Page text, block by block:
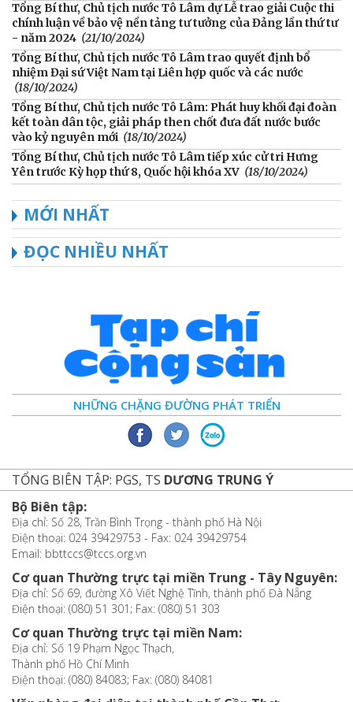
Tổng Bí thư, Chủ tịch nước Tô Lâm dự Lễ trao giải Cuộc thi
chính luận về bảo vệ nền tảng tư tưởng của Đảng lần thứ tư
- năm 2024 (21/10/2024)
Tổng Bí thư, Chủ tịch nước Tô Lâm trao quyết định bổ
nhiệm Đại sứ Việt Nam tại Liên hợp quốc và các nước
(18/10/2024)
Tổng Bí thư, Chủ tịch nước Tô Lâm: Phát huy khối đại đoàn
kết toàn dân tộc, giải pháp then chốt đưa đất nước bước
vào kỷ nguyên mới (18/10/2024)
Tổng Bí thư, Chủ tịch nước Tô Lâm tiếp xúc cử tri Hưng
Yên trước Kỳ họp thứ 8, Quốc hội khóa XV (18/10/2024)
MỚI NHẤT
ĐỌC NHIỀU NHẤT
NHỮNG CHẶNG ĐƯỜNG PHÁT TRIỂN
TỔNG BIÊN TẬP: PGS, TS DƯƠNG TRUNG Ý
Bộ Biên tập:
Địa chỉ: Số 28, Trần Bình Trọng - thành phố Hà Nội
Điện thoại: 024 39429753 - Fax: 024 39429754
Email: bbttccs@tccs.org.vn
Cơ quan Thường trực tại miền Trung - Tây Nguyên:
Địa chỉ: Số 69, đường Xô Viết Nghệ Tĩnh, thành phố Đà Nẵng
Điện thoại: (080) 51 301; Fax: (080) 51 303
Cơ quan Thường trực tại miền Nam:
Địa chỉ: Số 19 Phạm Ngọc Thạch,
Thành phố Hồ Chí Minh
Điện thoại: (080) 84083; Fax: (080) 84081